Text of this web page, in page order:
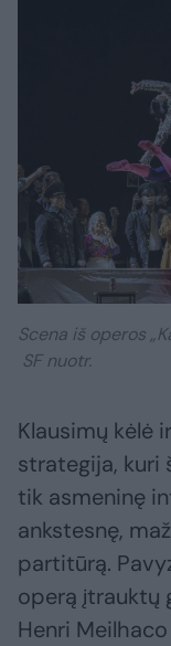
Scena iš operos
SF nuotr.
Klausimų kėlė
strategija, kuri
tik asmeninę
ankstesnę,
partitūrą.
operą įtrauktų
Henri